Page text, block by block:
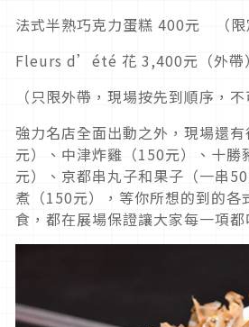
法式半熟巧克力蛋糕 400元 （限
Fleurs d’été 花 3,400元（外帶
（只限外帶，現場按先到順序，不
強力名店全面出動之外，現場還
元）、中津炸雞（150元）、十勝
元）、京都串丸子和果子（一串
煮（150元），等你所想的到的各
食，都在展場保證讓大家每一項都